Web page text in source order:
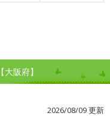
阪府】
2026/08/09 更新